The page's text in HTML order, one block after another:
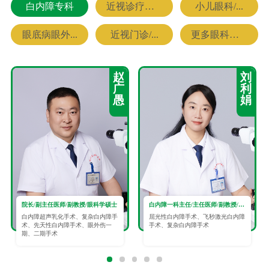
白内障专科 近视诊疗专科 小儿眼科/...
眼底病眼外... 近视门诊/... 更多眼科专家
赵
广
愚
院长/副主任医师/副教授/眼科学硕士
白内障超声乳化手术、复杂白内障手
术、先天性白内障手术、眼外伤一
期、二期手术
刘
利
娟
白内障一科主任/主任医师/副教授/眼科学硕士
屈光性白内障手术、飞秒激光白内障
手术、复杂白内障手术